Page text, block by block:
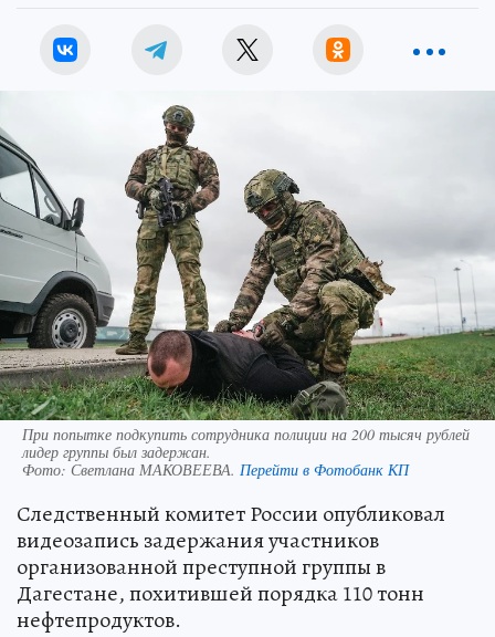
При попытке подкупить сотрудника полиции на 200 тысяч рублей
лидер группы был задержан.
Фото: Светлана МАКОВЕЕВА. Перейти в Фотобанк КП
Следственный комитет России опубликовал
видеозапись задержания участников
организованной преступной группы в
Дагестане, похитившей порядка 110 тонн
нефтепродуктов.